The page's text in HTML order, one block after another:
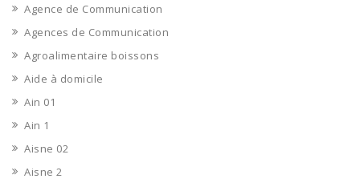
Agence de Communication
Agences de Communication
Agroalimentaire boissons
Aide à domicile
Ain 01
Ain 1
Aisne 02
Aisne 2